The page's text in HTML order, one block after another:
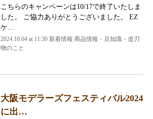
こちらのキャンペーンは10/17で終了いたしま
した。 ご協力ありがとうございました。 EZ
ケ…
2024.10.04 at 11:30 新着情報 商品情報・豆知識・道刃
物のこと
大阪モデラーズフェスティバル2024
に出…